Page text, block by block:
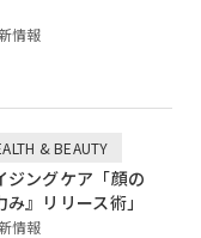
情報
& BEAUTY
ジングケア「顔の
み』リリース術」
情報